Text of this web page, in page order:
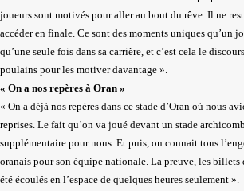
joueurs sont motivés pour aller au bout du rêve. Il ne
accéder en finale. Ce sont des moments uniques qu’un
qu’une seule fois dans sa carrière, et c’est cela le
poulains pour les motiver davantage ».
« On a nos repères à Oran »
« On a déjà nos repères dans ce stade d’Oran où nous
reprises. Le fait qu’on va joué devant un stade
supplémentaire pour nous. Et puis, on connait tous
oranais pour son équipe nationale. La preuve, les
été écoulés en l’espace de quelques heures seulement ».